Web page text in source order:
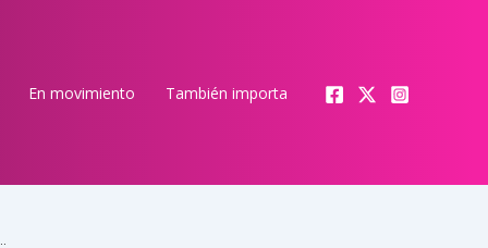
En movimiento También importa